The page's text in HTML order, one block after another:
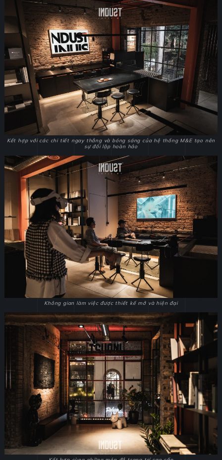
Kết hợp với các chi tiết ngay thẳng và bóng sáng của hệ thống M&E tạo nên
sự đối lập hoàn hảo
Không gian làm việc được thiết kế mở và hiện đại